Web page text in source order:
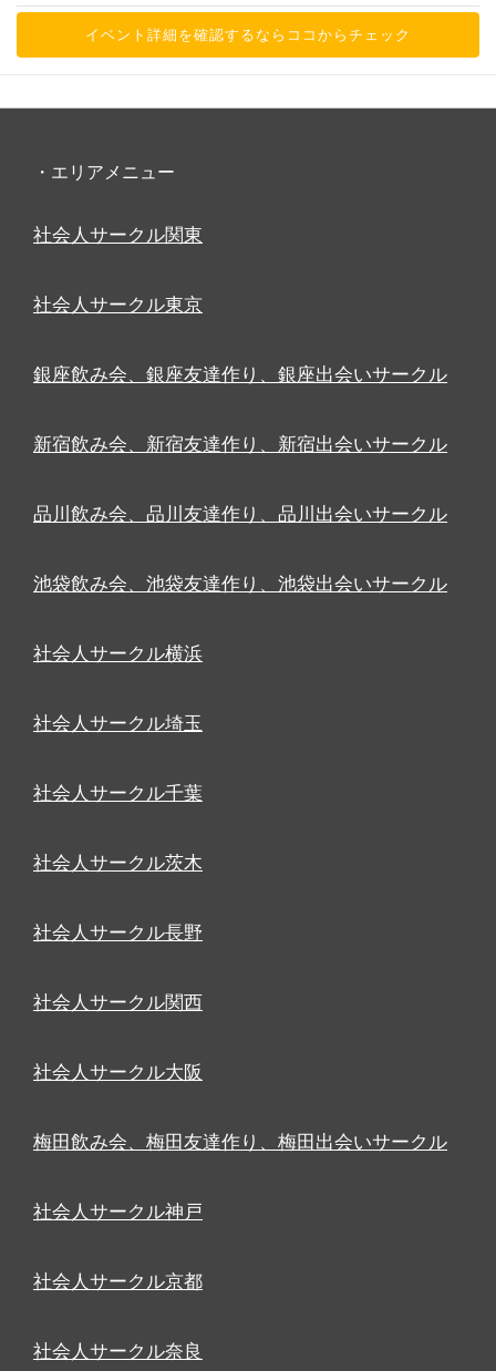
イベント詳細を確認するならココからチェック
・エリアメニュー
社会人サークル関東
社会人サークル東京
銀座飲み会、銀座友達作り、銀座出会いサークル
新宿飲み会、新宿友達作り、新宿出会いサークル
品川飲み会、品川友達作り、品川出会いサークル
池袋飲み会、池袋友達作り、池袋出会いサークル
社会人サークル横浜
社会人サークル埼玉
社会人サークル千葉
社会人サークル茨木
社会人サークル長野
社会人サークル関西
社会人サークル大阪
梅田飲み会、梅田友達作り、梅田出会いサークル
社会人サークル神戸
社会人サークル京都
社会人サークル奈良